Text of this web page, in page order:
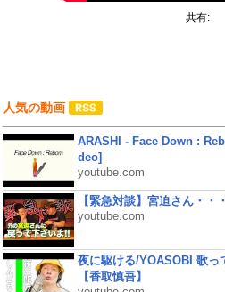
共有:
人気の動画
ARASHI - Face Down :
deo]
youtube.com
【緊急対談】宮迫さん・・
youtube.com
夜に駆ける/YOASOBI 歌っ
【香取慎吾】